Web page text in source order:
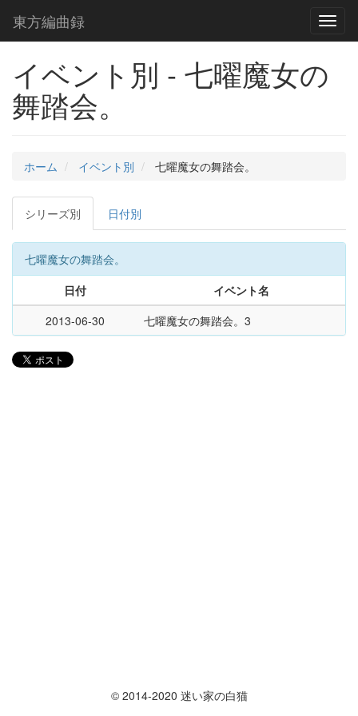
東方編曲録
イベント別 - 七曜魔女の
舞踏会。
ホーム イベント別 七曜魔女の舞踏会。
シリーズ別 日付別
七曜魔女の舞踏会。
日付
イベント名
2013-06-30
七曜魔女の舞踏会。3
© 2014-2020 迷い家の白猫